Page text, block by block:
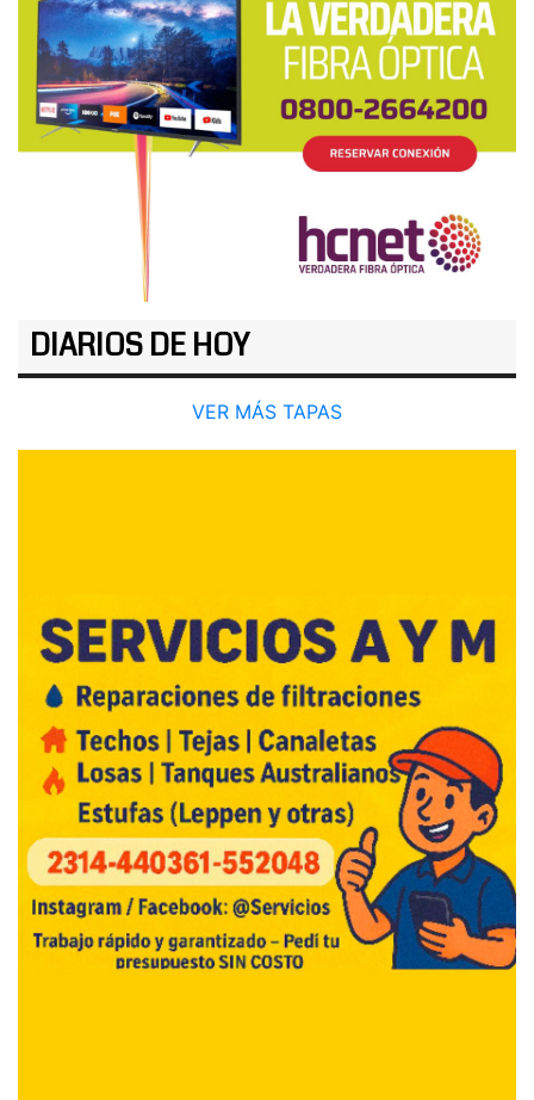
DIARIOS DE HOY
VER MÁS TAPAS